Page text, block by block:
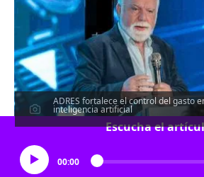
ADRES fortalece el control del gasto
inteligencia artificial
Escucha el
00:00